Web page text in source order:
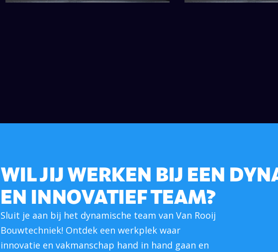
WIL JIJ WERKEN BIJ EEN
EN INNOVATIEF TEAM?
Sluit je aan bij het dynamische team van Van Rooij
Bouwtechniek! Ontdek een werkplek waar
innovatie en vakmanschap hand in hand gaan en